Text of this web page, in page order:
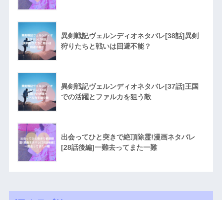
異剣戦記ヴェルンディオネタバレ[38話]異剣
狩りたちと戦いは回避不能？
異剣戦記ヴェルンディオネタバレ[37話]王国
での活躍とファルカを狙う敵
出会ってひと突きで絶頂除霊!漫画ネタバレ
[28話後編]一難去ってまた一難